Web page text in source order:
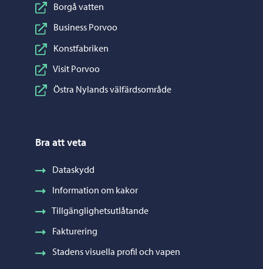
Borgå vatten
Business Porvoo
Konstfabriken
Visit Porvoo
Östra Nylands välfärdsområde
Bra att veta
Dataskydd
Information om kakor
Tillgänglighetsutlåtande
Fakturering
Stadens visuella profil och vapen